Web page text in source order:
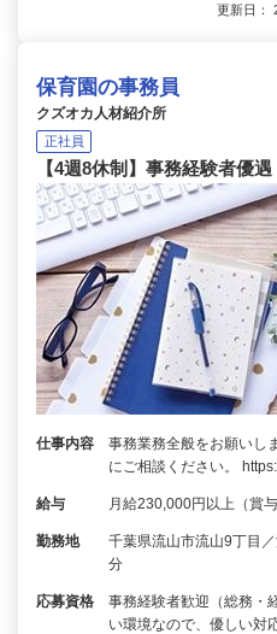
更新日：
保育園の事務員
クズオカ人材紹介所
正社員
【4週8休制】事務経験者優
仕事内容
事務業務全般をお願いし
にご相談ください。
給与 月給230,000円以上（賞
勤務地
千葉県流山市流山9丁目
分
応募資格
事務経験者歓迎（総務
い環境なので、優しい対